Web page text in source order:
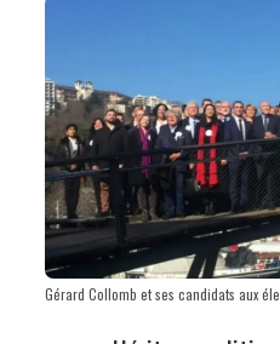
Gérard Collomb et ses candidats aux